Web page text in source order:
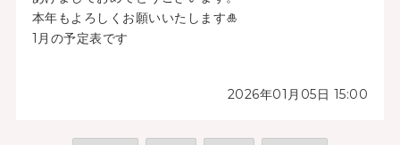
本年もよろしくお願いいたします🎍
1月の予定表です
2026年01月05日 15:00